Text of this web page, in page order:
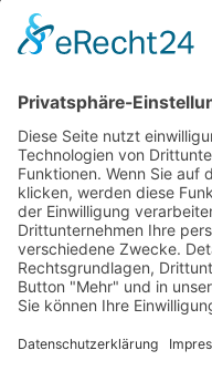
Impressum
Service
FAQ
Zahlungsarten